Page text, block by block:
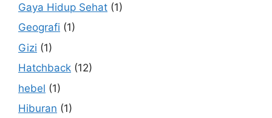
Gaya Hidup Sehat (1)
Geografi (1)
Gizi (1)
Hatchback (12)
hebel (1)
Hiburan (1)